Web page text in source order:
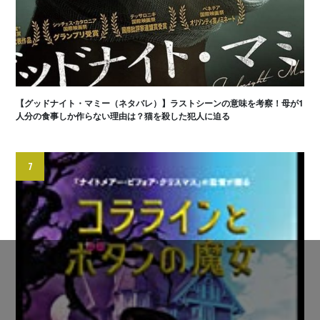
【グッドナイト・マミー（ネタバレ）】ラストシーンの意味を考察！母が1
人分の食事しか作らない理由は？猫を殺した犯人に迫る
7